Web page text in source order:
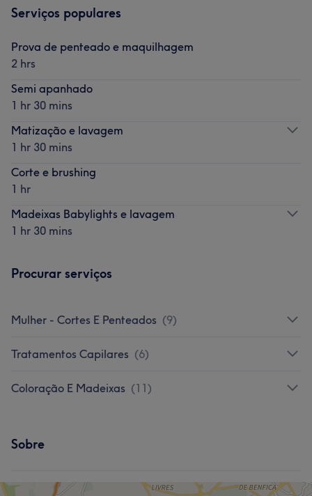
Serviços populares
Prova de penteado e maquilhagem
2 hrs
Semi apanhado
1 hr 30 mins
Matização e lavagem
1 hr 30 mins
Corte e brushing
1 hr
Madeixas Babylights e lavagem
1 hr 30 mins
Procurar serviços
Mulher - Cortes E Penteados (9)
Tratamentos Capilares (6)
Coloração E Madeixas (11)
Sobre